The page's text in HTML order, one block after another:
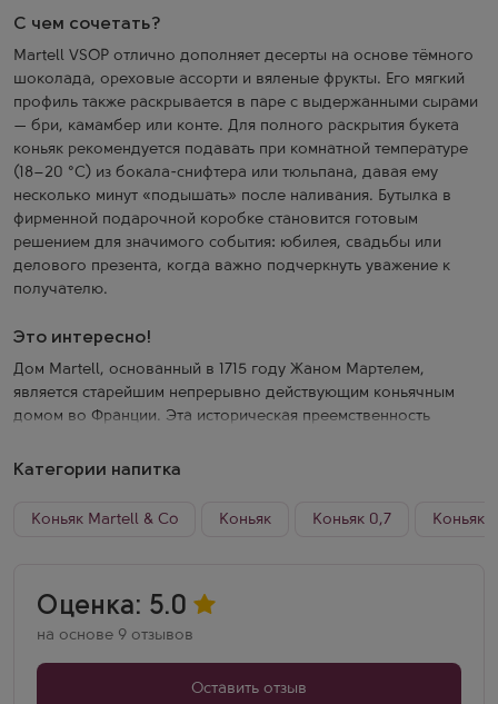
С чем сочетать?
Martell VSOP отлично дополняет десерты на основе тёмного
шоколада, ореховые ассорти и вяленые фрукты. Его мягкий
профиль также раскрывается в паре с выдержанными сырами
— бри, камамбер или конте. Для полного раскрытия букета
коньяк рекомендуется подавать при комнатной температуре
(18–20 °C) из бокала-снифтера или тюльпана, давая ему
несколько минут «подышать» после наливания. Бутылка в
фирменной подарочной коробке становится готовым
решением для значимого события: юбилея, свадьбы или
делового презента, когда важно подчеркнуть уважение к
получателю.
Это интересно!
Дом Martell, основанный в 1715 году Жаном Мартелем,
является старейшим непрерывно действующим коньячным
домом во Франции. Эта историческая преемственность
традиционный подход к выдержке, используя
под бордоских вин. Именно такая технология придаёт
рецептуры с современными стандартами контроля качества.
Категории напитка
Коньяк Martell & Co Коньяк Коньяк 0,7 Коньяк
Оценка: 5.0
на основе 9 отзывов
Оставить отзыв